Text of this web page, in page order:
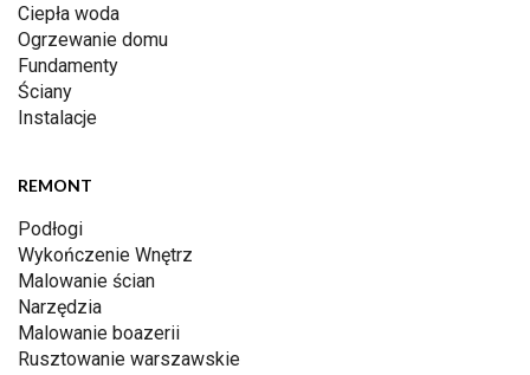
Ciepła woda
Ogrzewanie domu
Fundamenty
Ściany
Instalacje
REMONT
Podłogi
Wykończenie Wnętrz
Malowanie ścian
Narzędzia
Malowanie boazerii
Rusztowanie warszawskie